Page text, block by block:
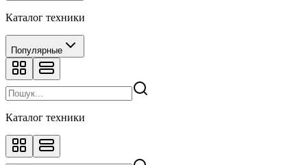
Каталог техники
Популярные
Каталог техники